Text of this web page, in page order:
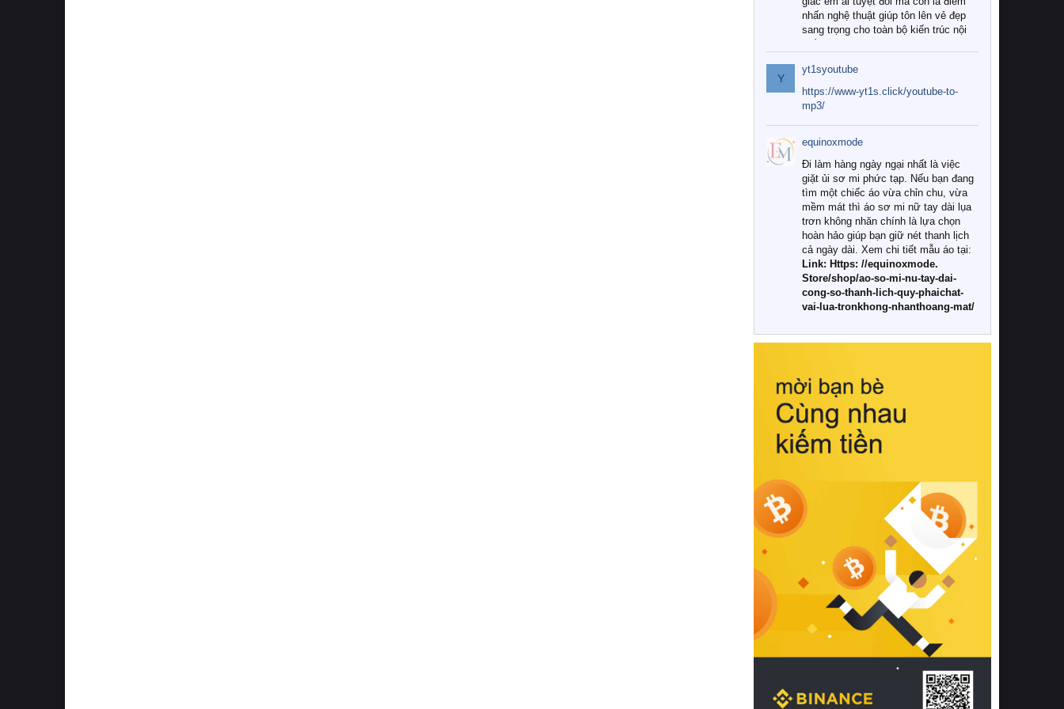
nhấn nghệ thuật giúp tôn lên vẻ đẹp
sang trọng cho toàn bộ kiến trúc nội
Tuy nhiên, giữa thị trường đa dạng
với vô vàn thương hiệu và mẫu mã
như hiện nay, làm thế nào để chọn
được những bộ chăn ga gối đệm cao
cấp thực sự chất lượng, phù hợp với
khí hậu và nhu cầu sử dụng của gia
đình? Hãy cùng chúng tôi đi tìm lời
giải đáp chi tiết qua bài viết dưới đây.
1. Tại sao các gia đình hiện đại lại ưa
chuộng chăn ga gối đệm cao cấp?
Khác với các dòng sản phẩm thông
thường, những bộ chăn ga gối đệm
cao cấp trải qua quy trình sản xuất
nghiêm ngặt từ khâu chọn lọc nguyên
liệu tự nhiên đến công nghệ dệt
nhuộm hiện đại không chứa hóa chất
này, bạn sẽ cảm nhận rõ rệt sự khác
hồi chuẩn xác của phần đệm nâng đỡ
cột sống.
Bên cạnh đó, việc lựa chọn các dòng
sản phẩm đạt chuẩn chất lượng quốc
tế còn giúp ngăn ngừa tình trạng kích
khuẩn và nấm mốc trong điều kiện
thời tiết nóng ẩm. Bạn có thể tìm hiểu
thêm các nghiên cứu khoa học về tác
động của giấc ngủ và môi trường
phòng ngủ đối với sức khỏe con
người tại Sleep Foundation (External
Link) để có cái nhìn toàn diện hơn.
2. Các tiêu chí vàng khi lựa chọn
chăn ga gối đệm cao cấp cho phòng
ngủ
Để sở hữu một bộ chăn ga gối đệm
cao cấp hoàn hảo cả về thẩm mỹ lẫn
công năng, người tiêu dùng cần cân
nhắc kỹ lưỡng các tiêu chí quan trọng
Y
yt1syoutube
https://www-yt1s.click/youtube-to-
mp3/
equinoxmode
Đi làm hàng ngày ngại nhất là việc
giặt ủi sơ mi phức tạp. Nếu bạn đang
tìm một chiếc áo vừa chỉn chu, vừa
mềm mát thì áo sơ mi nữ tay dài lụa
trơn không nhăn chính là lựa chọn
hoàn hảo giúp bạn giữ nét thanh lịch
cả ngày dài. Xem chi tiết mẫu áo tại:
Link: Https: //equinoxmode.
Store/shop/ao-so-mi-nu-tay-dai-
cong-so-thanh-lich-quy-phaichat-
vai-lua-tronkhong-nhanthoang-mat/